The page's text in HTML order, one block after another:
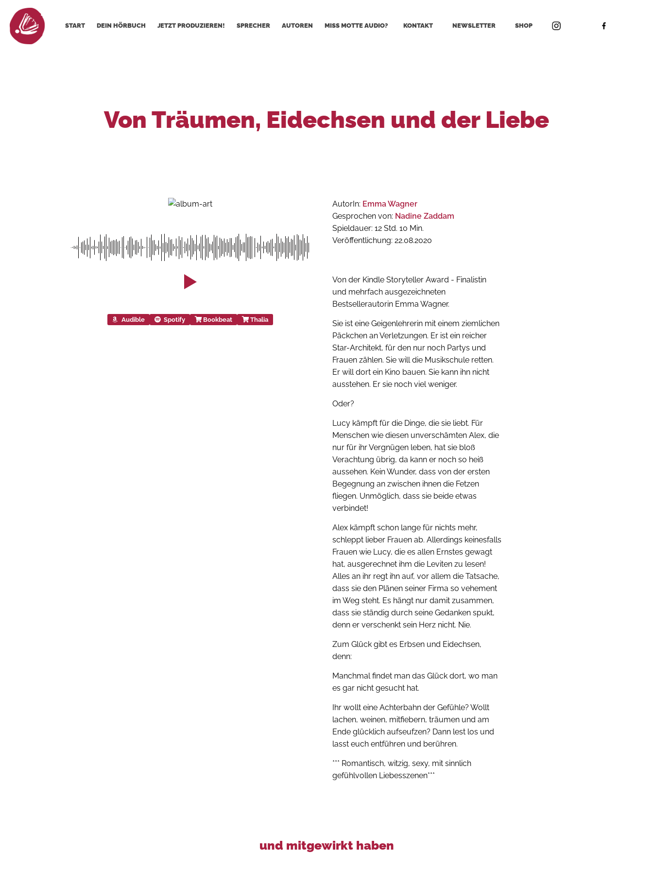
START DEIN HÖRBUCH JETZT PRODUZIEREN! SPRECHER AUTOREN MISS MOTTE AUDIO? KONTAKT NEWSLETTER SHOP
Von Träumen, Eidechsen und der Liebe
Audible Spotify Bookbeat Thalia
AutorIn: Emma Wagner
Gesprochen von: Nadine Zaddam
Spieldauer: 12 Std. 10 Min.
Veröffentlichung: 22.08.2020
Von der Kindle Storyteller Award - Finalistin
und mehrfach ausgezeichneten
Bestsellerautorin Emma Wagner.
Sie ist eine Geigenlehrerin mit einem ziemlichen
Päckchen an Verletzungen. Er ist ein reicher
Star-Architekt, für den nur noch Partys und
Frauen zählen. Sie will die Musikschule retten.
Er will dort ein Kino bauen. Sie kann ihn nicht
ausstehen. Er sie noch viel weniger.
Oder?
Lucy kämpft für die Dinge, die sie liebt. Für
Menschen wie diesen unverschämten Alex, die
nur für ihr Vergnügen leben, hat sie bloß
Verachtung übrig, da kann er noch so heiß
aussehen. Kein Wunder, dass von der ersten
Begegnung an zwischen ihnen die Fetzen
fliegen. Unmöglich, dass sie beide etwas
verbindet!
Alex kämpft schon lange für nichts mehr,
schleppt lieber Frauen ab. Allerdings keinesfalls
Frauen wie Lucy, die es allen Ernstes gewagt
hat, ausgerechnet ihm die Leviten zu lesen!
Alles an ihr regt ihn auf, vor allem die Tatsache,
dass sie den Plänen seiner Firma so vehement
im Weg steht. Es hängt nur damit zusammen,
dass sie ständig durch seine Gedanken spukt,
denn er verschenkt sein Herz nicht. Nie.
Zum Glück gibt es Erbsen und Eidechsen,
denn:
Manchmal findet man das Glück dort, wo man
es gar nicht gesucht hat.
Ihr wollt eine Achterbahn der Gefühle? Wollt
lachen, weinen, mitfiebern, träumen und am
Ende glücklich aufseufzen? Dann lest los und
lasst euch entführen und berühren.
*** Romantisch, witzig, sexy, mit sinnlich
gefühlvollen Liebesszenen***
und mitgewirkt haben